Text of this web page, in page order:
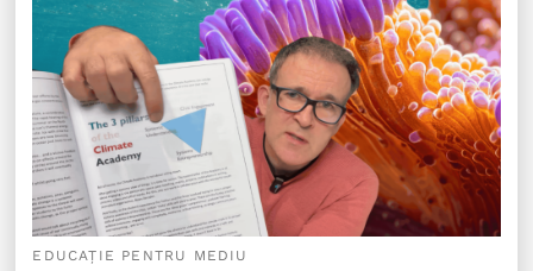
EDUCAȚIE PENTRU MEDIU